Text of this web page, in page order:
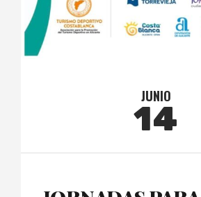
JUNIO
14